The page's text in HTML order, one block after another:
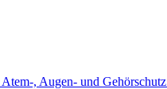
Atem-, Augen- und Gehörschutz